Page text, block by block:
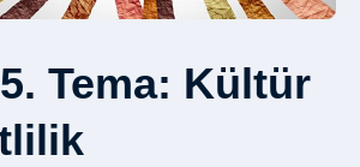
5. Tema: Kültür